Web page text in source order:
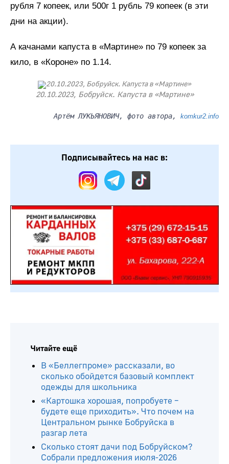
рубля 7 копеек, или 500г 1 рубль 79 копеек (в эти
дни на акции).
А качанами капуста в «Мартине» по 79 копеек за
кило, в «Короне» по 1.14.
20.10.2023, Бобруйск. Капуста в «Мартине»
Артём ЛУКЬЯНОВИЧ, фото автора, komkur2.info
Подписывайтесь на нас в:
Читайте ещё
В «Беллегпроме» рассказали, во
сколько обойдется базовый комплект
одежды для школьника
«Картошка хорошая, попробуете –
будете еще приходить». Что почем на
Центральном рынке Бобруйска в
разгар лета
Сколько стоят дачи под Бобруйском?
Собрали предложения июля-2026